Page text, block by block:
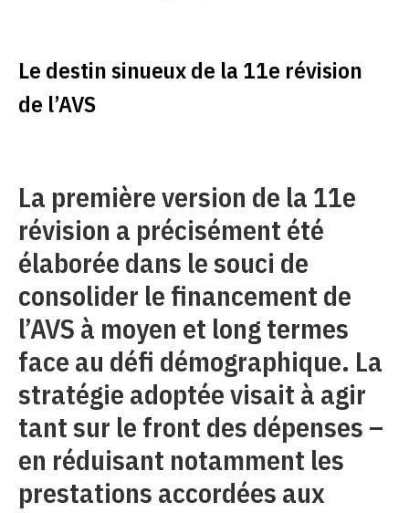
Le destin sinueux de la 11e révision
de l’AVS
La première version de la 11e
révision a précisément été
élaborée dans le souci de
consolider le financement de
l’AVS à moyen et long termes
face au défi démographique. La
stratégie adoptée visait à agir
tant sur le front des dépenses –
en réduisant notamment les
prestations accordées aux